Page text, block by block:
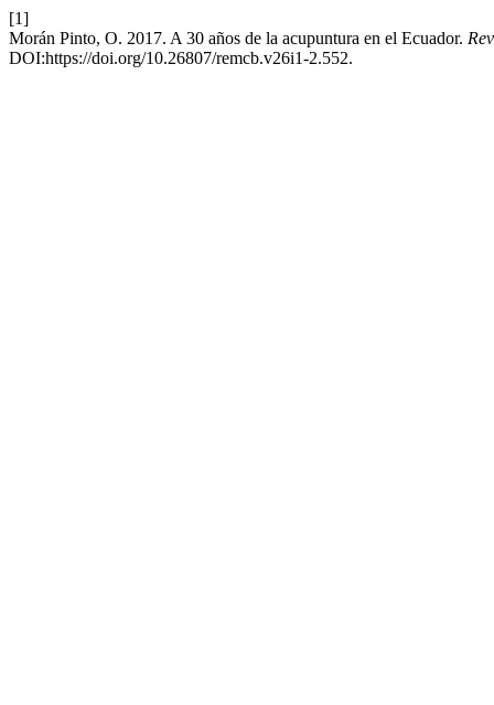
[1]
Morán Pinto, O. 2017. A 30 años de la acupuntura en el Ecuador.
DOI:https://doi.org/10.26807/remcb.v26i1-2.552.